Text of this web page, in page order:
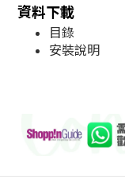
資料下載
目錄
安裝說明